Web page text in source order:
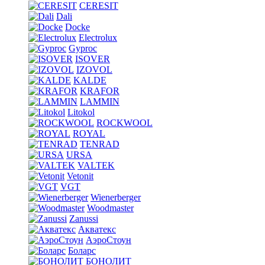
CERESIT
Dali
Docke
Electrolux
Gyproc
ISOVER
IZOVOL
KALDE
KRAFOR
LAMMIN
Litokol
ROCKWOOL
ROYAL
TENRAD
URSA
VALTEK
Vetonit
VGT
Wienerberger
Woodmaster
Zanussi
Акватекс
АэроСтоун
Боларс
БОНОЛИТ